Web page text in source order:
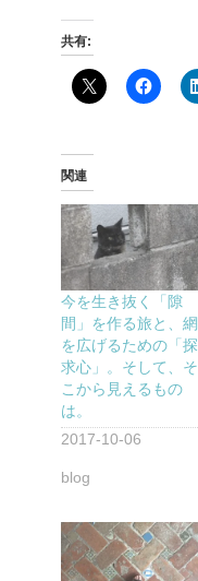
共有:
関連
今を生き抜く「隙
間」を作る旅と、網
を広げるための「探
求心」。そして、そ
こから見えるもの
は。
2017-10-06
blog